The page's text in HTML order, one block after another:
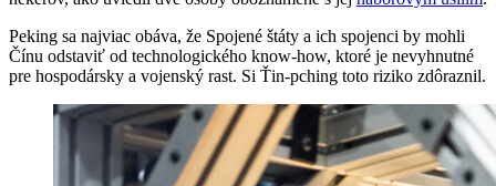
Peking sa najviac obáva, že Spojené štáty a ich spojenci by mohli
Čínu odstaviť od technologického know-how, ktoré je nevyhnutné
pre hospodársky a vojenský rast. Si Ťin-pching toto riziko zdôraznil.